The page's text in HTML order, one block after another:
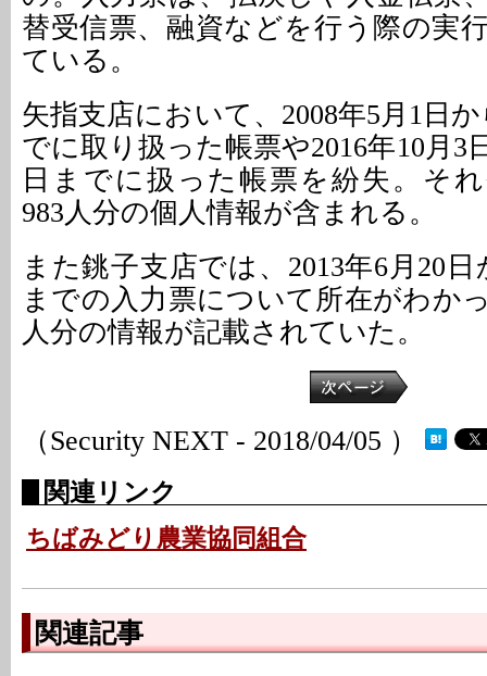
替受信票、融資などを行う際の実
ている。
矢指支店において、2008年5月1日
でに取り扱った帳票や2016年10月3
日までに扱った帳票を紛失。そ
983人分の個人情報が含まれる。
また銚子支店では、2013年6月20
までの入力票について所在がわか
人分の情報が記載されていた。
（Security NEXT - 2018/04/05 ）
関連リンク
ちばみどり農業協同組合
関連記事